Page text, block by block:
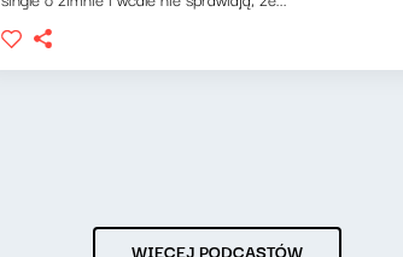
WIĘCEJ PODCASTÓW